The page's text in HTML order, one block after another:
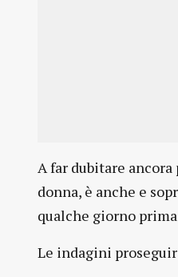
A far dubitare
donna, è anche e
qualche giorno
Le indagini